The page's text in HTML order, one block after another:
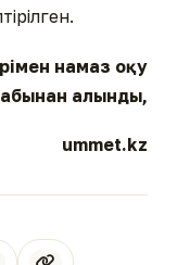
намаз оқу
алынды,
ummet.kz